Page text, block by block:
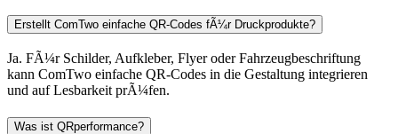
Erstellt ComTwo einfache QR-Codes fÃ¼r Druckprodukte?
Ja. FÃ¼r Schilder, Aufkleber, Flyer oder Fahrzeugbeschriftung
kann ComTwo einfache QR-Codes in die Gestaltung integrieren
und auf Lesbarkeit prÃ¼fen.
Was ist QRperformance?